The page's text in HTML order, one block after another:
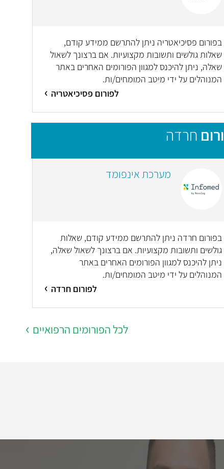
בפורום פסיכיאטריה ניתן להתרשם ממידע קודם,
שאלות גולשים ותשובות מקצועיות. אם ברצונך לשאול
שאלה, ניתן להיכנס למגוון הפורומים האחרים באתר
המנוהלים על ידי מיטב המומחים/ות.
לפורום פסיכיאטריה
חרדה
מערכת אינפומד
בפורום חרדה ניתן להתרשם ממידע קודם, שאלות
גולשים ותשובות מקצועיות. אם ברצונך לשאול שאלה,
ניתן להיכנס למגוון הפורומים האחרים באתר
המנוהלים על ידי מיטב המומחים/ות.
לפורום חרדה
לכל הפורומים הרפואיים